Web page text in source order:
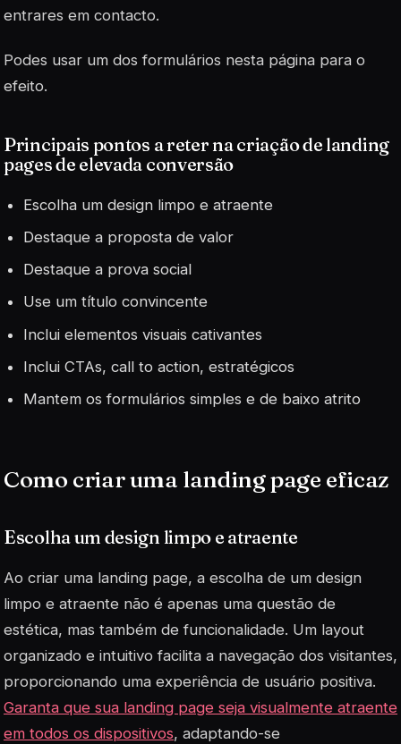
entrares em contacto.
Podes usar um dos formulários nesta página para o
efeito.
Principais pontos a reter na criação de landing
pages de elevada conversão
Escolha um design limpo e atraente
Destaque a proposta de valor
Destaque a prova social
Use um título convincente
Inclui elementos visuais cativantes
Inclui CTAs,call to action, estratégicos
Mantem os formulários simples e de baixo atrito
Como criar uma landing page eficaz
Escolha um design limpo e atraente
Ao criar uma landing page, a escolha de um design
limpo e atraente não é apenas uma questão de
estética, mas também de funcionalidade. Um layout
organizado e intuitivo facilita a navegação dos visitantes,
proporcionando uma experiência de usuário positiva.
Garanta que sua landing page seja visualmente atraente
em todos os dispositivos, adaptando-se